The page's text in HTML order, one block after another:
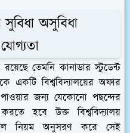
অসুবিধা
রয়েছে তেমনি কানাডার স্টুডেন্ট
একটি বিশ্ববিদ্যালয়ের অফার
জন্য যেকোনো পছন্দের
হবে উক্ত বিশ্ববিদ্যালয়
নিয়ম অনুসরণ করে সেই